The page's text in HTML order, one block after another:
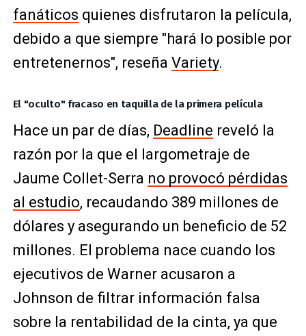
fanáticos quienes disfrutaron la película,
debido a que siempre "hará lo posible por
entretenernos", reseña Variety.
El "oculto" fracaso en taquilla de la primera película
Hace un par de días, Deadline reveló la
razón por la que el largometraje de
Jaume Collet-Serra no provocó pérdidas
al estudio, recaudando 389 millones de
dólares y asegurando un beneficio de 52
millones. El problema nace cuando los
ejecutivos de Warner acusaron a
Johnson de filtrar información falsa
sobre la rentabilidad de la cinta, ya que